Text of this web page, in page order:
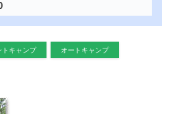
トキャンプ オートキャンプ